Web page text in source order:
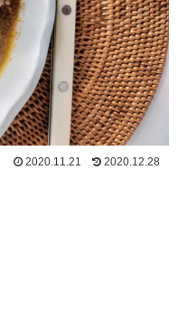
2020.11.21 2020.12.28